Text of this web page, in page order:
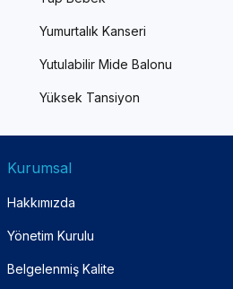
Yumurtalık Kanseri
Yutulabilir Mide Balonu
Yüksek Tansiyon
Kurumsal
Hakkımızda
Yönetim Kurulu
Belgelenmiş Kalite